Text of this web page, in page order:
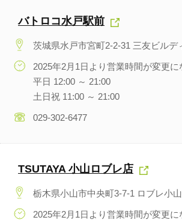
バトロコ水戸駅前
茨城県水戸市宮町2-2-31 三友ビルデ
2025年2月1日より営業時間が変更に
平日 12:00 ～ 21:00
土日祝 11:00 ～ 21:00
029-302-6477
TSUTAYA 小山ロブレ店
栃木県小山市中央町3-7-1 ロブレ小
2025年2月1日より営業時間が変更に